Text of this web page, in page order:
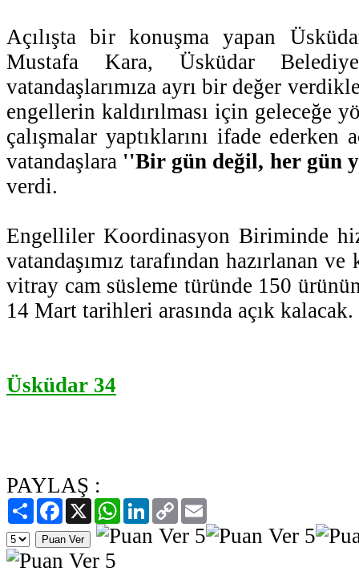
Açılışta bir konuşma yapan
Mustafa Kara, Üsküdar
vatandaşlarımıza ayrı bir değer
engellerin kaldırılması için geleceğe
çalışmalar yaptıklarını ifade ederken
vatandaşlara ''Bir gün değil, her gün
verdi.
Engelliler Koordinasyon Biriminde
vatandaşımız tarafından hazırlanan
vitray cam süsleme türünde 150
14 Mart tarihleri arasında açık kalacak.
Üsküdar 34
PAYLAŞ :
PaylaşFacebook
X WhatsAppLinkedIn
Copy
Link